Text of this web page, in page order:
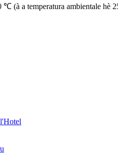
℃ (à a temperatura ambientale hè